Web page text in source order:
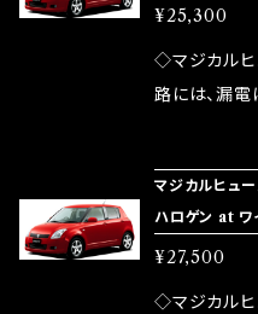
品化を果たし
果・接触抵抗
発揮します。
ドリング安定
など、これら
モータースポ
品化を果たし
ます。 1.溶接回路であるため、配線と比較し抵抗
が大きい。
中に漏電して
ズが、マジカ
ヒューズの
果・接触抵抗
発揮します。
¥25,300
◇マジカルヒ
路には、漏
路として、各
しかし、ヒ
ます。 1.溶接回路であるため、配線と比較し抵抗
が大きい。
マジカルヒ
ハロゲン at
¥27,500
◇マジカルヒ